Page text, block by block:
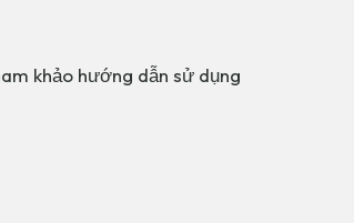
khảo hướng dẫn sử dụng